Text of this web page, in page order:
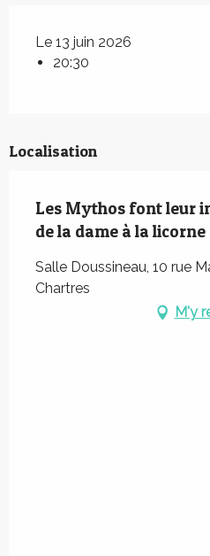
Le 13 juin 2026
20:30
Localisation
Les Mythos font leur
de la dame à la licorne
Salle Doussineau, 10 rue
Chartres
M'y